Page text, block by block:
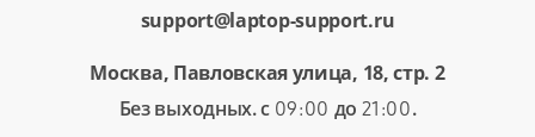
support@laptop-support.ru
Москва, Павловская улица, 18, стр. 2
Без выходных. с 09:00 до 21:00.